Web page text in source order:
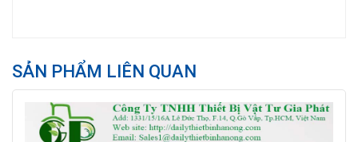
SẢN PHẨM LIÊN QUAN